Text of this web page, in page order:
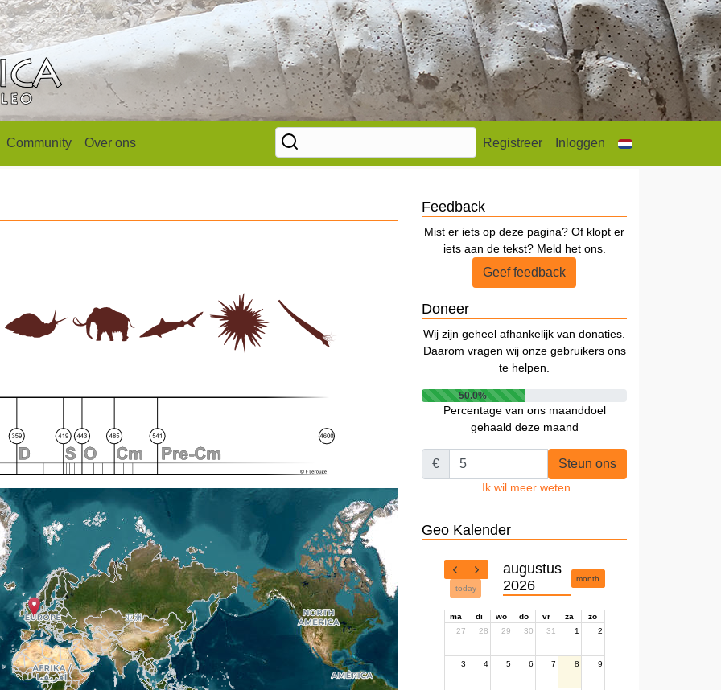
Community Over ons Registreer Inloggen
Feedback
Mist er iets op deze pagina? Of klopt er
iets aan de tekst? Meld het ons.
Geef feedback
Doneer
Wij zijn geheel afhankelijk van donaties.
Daarom vragen wij onze gebruikers ons
te helpen.
50.0%
Percentage van ons maanddoel
gehaald deze maand
€ Steun ons
Ik wil meer weten
Geo Kalender
today
augustus
2026
month
ma di wo do vr za
zo
27
28 29 30 31 1 2
3 4 5 6 7 8 9